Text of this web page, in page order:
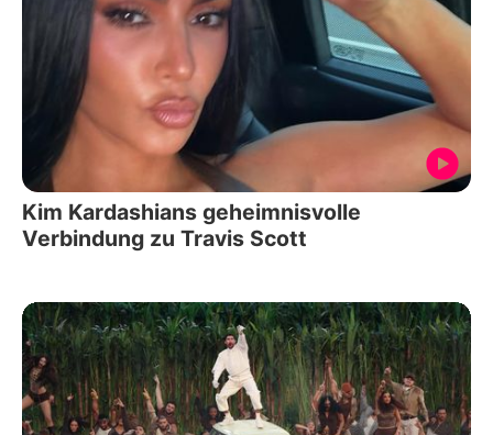
Kim Kardashians geheimnisvolle
Verbindung zu Travis Scott